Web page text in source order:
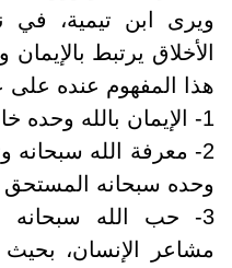
ويرى ابن تيمية، في
الأخلاق يرتبط
هذا المفهوم عنده
1- الإيمان بالله وحده خالقًا ورازقًا بيده الملك
2- معرفة الله سبحانه
وحده سبحانه المستحق
3- حب الله سبحانه
مشاعر الإنسان،